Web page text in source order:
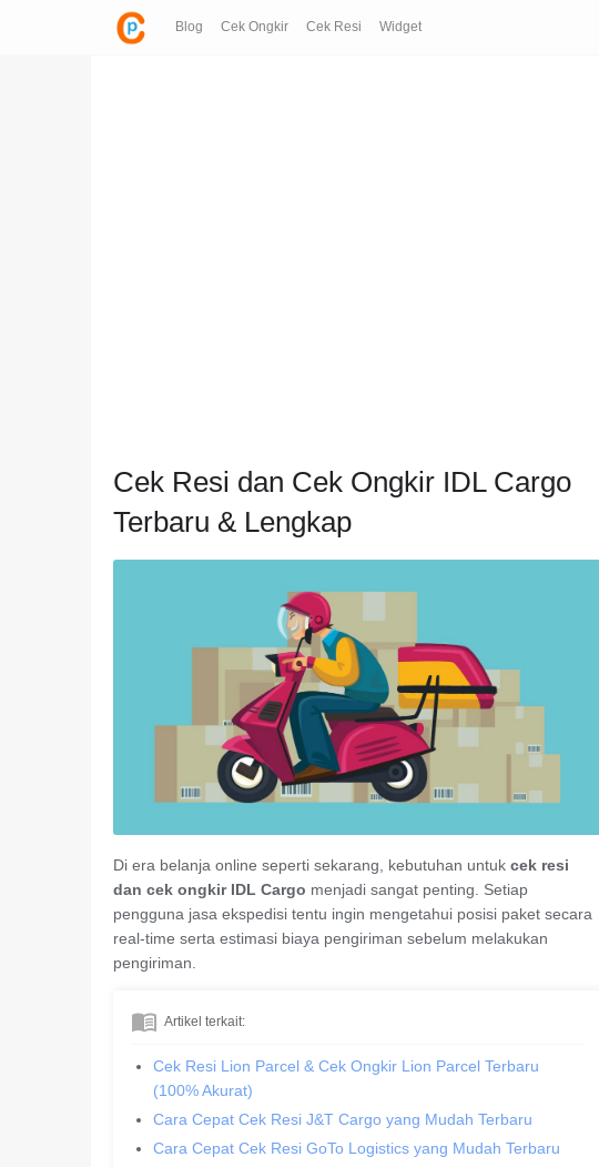
Blog Cek Ongkir Cek Resi Widget
Cek Resi dan Cek Ongkir IDL Cargo
Terbaru & Lengkap
Di era belanja online seperti sekarang, kebutuhan untuk cek resi
dan cek ongkir IDL Cargo menjadi sangat penting. Setiap
pengguna jasa ekspedisi tentu ingin mengetahui posisi paket secara
real-time serta estimasi biaya pengiriman sebelum melakukan
pengiriman.
Artikel terkait:
Cek Resi Lion Parcel & Cek Ongkir Lion Parcel Terbaru
(100% Akurat)
Cara Cepat Cek Resi J&T Cargo yang Mudah Terbaru
Cara Cepat Cek Resi GoTo Logistics yang Mudah Terbaru